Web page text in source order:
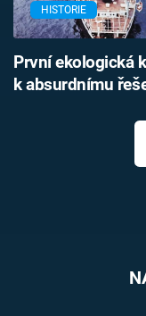
HISTORIE
První ekologická
k absurdnímu